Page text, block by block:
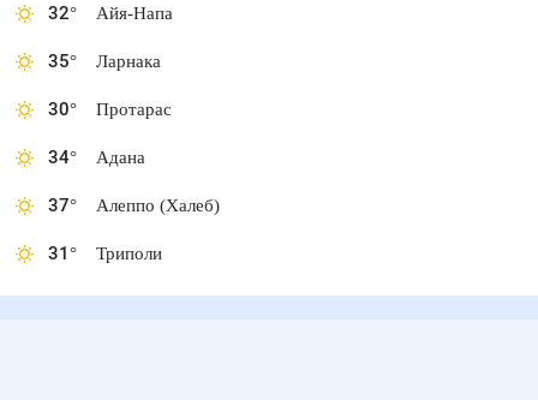
32° Айя-Напа
35° Ларнака
30° Протарас
34° Адана
37° Алеппо (Халеб)
31° Триполи